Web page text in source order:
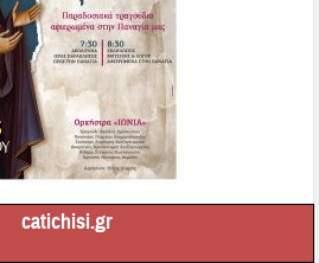
catichisi.gr